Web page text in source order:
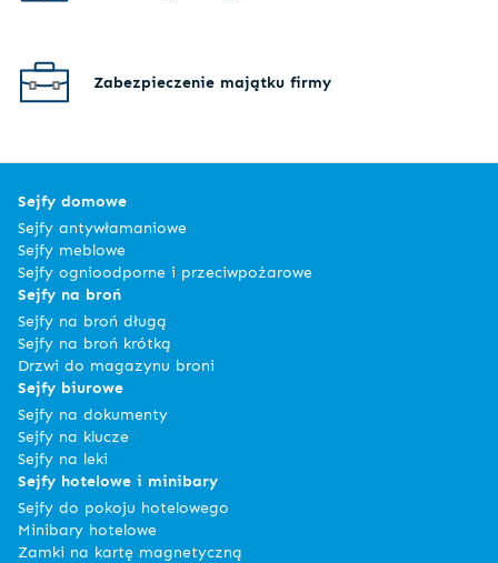
Zabezpieczenie majątku firmy
Sejfy domowe
Sejfy antywłamaniowe
Sejfy meblowe
Sejfy ognioodporne i przeciwpożarowe
Sejfy na broń
Sejfy na broń długą
Sejfy na broń krótką
Drzwi do magazynu broni
Sejfy biurowe
Sejfy na dokumenty
Sejfy na klucze
Sejfy na leki
Sejfy hotelowe i minibary
Sejfy do pokoju hotelowego
Minibary hotelowe
Zamki na kartę magnetyczną